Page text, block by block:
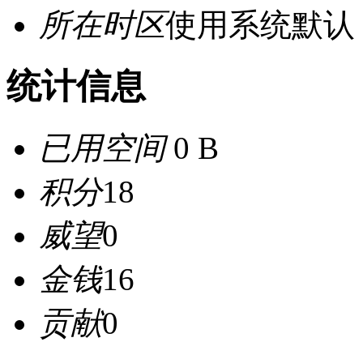
所在时区使用系统默认
统计信息
已用空间0 B
积分18
威望0
金钱16
贡献0